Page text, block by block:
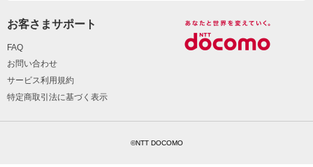
お客さまサポート
FAQ
お問い合わせ
サービス利用規約
特定商取引法に基づく表示
©NTT DOCOMO